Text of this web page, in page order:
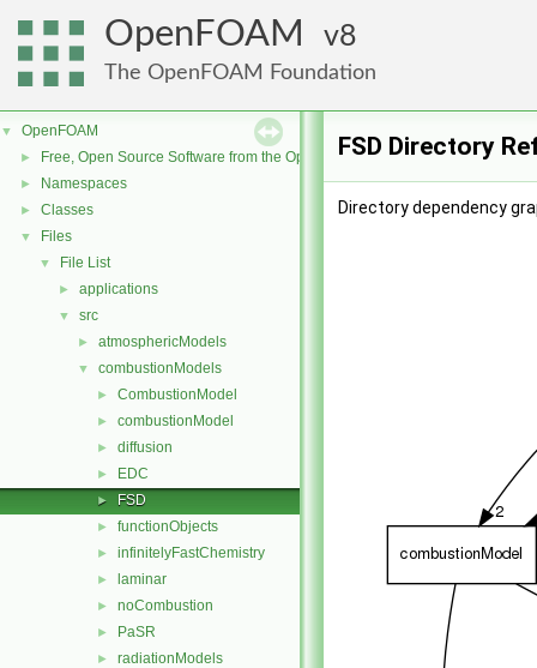
OpenFOAM 8
The OpenFOAM Foundation
▼ OpenFOAM
► Free, Open Source Software from the OpenFOAM Foundation
► Namespaces
► Classes
▼ Files
▼ File List
► applications
▼ src
► atmosphericModels
▼ combustionModels
► CombustionModel
► combustionModel
► diffusion
► EDC
► FSD
► functionObjects
► infinitelyFastChemistry
► laminar
► noCombustion
► PaSR
► radiationModels
FSD Directory
Directory dependency